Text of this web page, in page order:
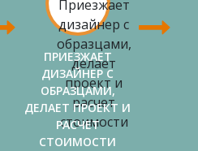
ПРИЕЗЖАЕТ
ДИЗАЙНЕР С
ОБРАЗЦАМИ,
ДЕЛАЕТ ПРОЕКТ И
РАСЧЕТ
СТОИМОСТИ